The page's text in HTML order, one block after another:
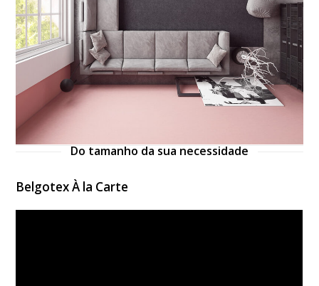
Do tamanho da sua necessidade
Belgotex À la Carte